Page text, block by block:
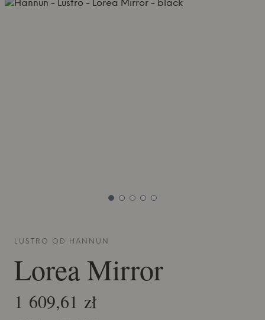
LUSTRO OD HANNUN
Lorea Mirror
1 609,61 zł